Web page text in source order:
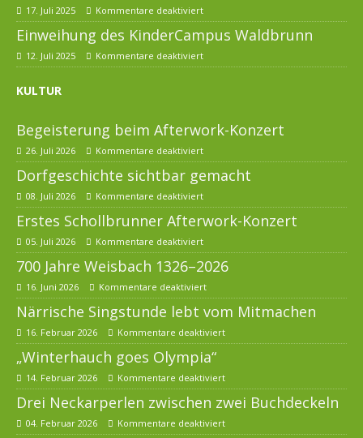
17. Juli 2025 Kommentare deaktiviert
Einweihung des KinderCampus Waldbrunn
12. Juli 2025 Kommentare deaktiviert
KULTUR
Begeisterung beim Afterwork-Konzert
26. Juli 2026 Kommentare deaktiviert
Dorfgeschichte sichtbar gemacht
08. Juli 2026 Kommentare deaktiviert
Erstes Schollbrunner Afterwork-Konzert
05. Juli 2026 Kommentare deaktiviert
700 Jahre Weisbach 1326–2026
16. Juni 2026 Kommentare deaktiviert
Närrische Singstunde lebt vom Mitmachen
16. Februar 2026 Kommentare deaktiviert
„Winterhauch goes Olympia“
14. Februar 2026 Kommentare deaktiviert
Drei Neckarperlen zwischen zwei Buchdeckeln
04. Februar 2026 Kommentare deaktiviert